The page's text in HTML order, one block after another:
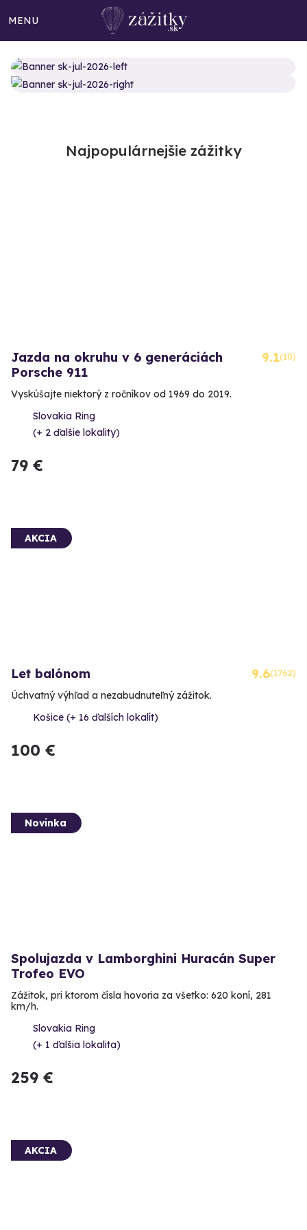
MENU
Najpopulárnejšie zážitky
Jazda na okruhu v 6 generáciách
Porsche 911
9.1(10)
Vyskúšajte niektorý z ročníkov od 1969 do 2019.
Slovakia Ring
(+ 2 ďalšie lokality)
79 €
AKCIA
Let balónom 9.6(1762)
Úchvatný výhľad a nezabudnuteľný zážitok.
Košice (+ 16 ďalších lokalít)
100 €
Novinka
Spolujazda v Lamborghini Huracán Super
Trofeo EVO
Zážitok, pri ktorom čísla hovoria za všetko: 620 koní, 281
km/h.
Slovakia Ring
(+ 1 ďalšia lokalita)
259 €
AKCIA